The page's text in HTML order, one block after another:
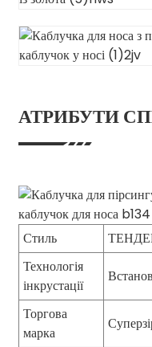
АТРИБУТИ
Стиль
Технологія
інкрустації
Торгова
марка